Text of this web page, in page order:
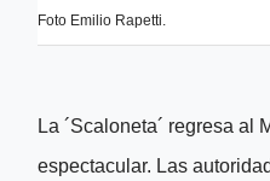
Foto Emilio Rapetti.
La ´Scaloneta´ regresa
espectacular. Las